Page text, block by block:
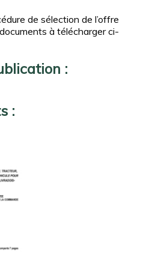
de sélection de l’offre
à télécharger ci-
:
: